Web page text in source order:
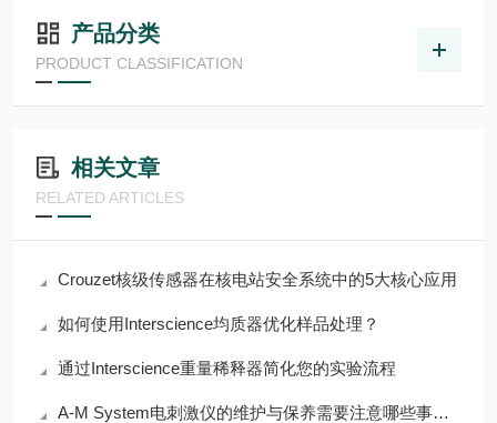
产品分类
PRODUCT CLASSIFICATION
相关文章
RELATED ARTICLES
Crouzet核级传感器在核电站安全系统中的5大核心应用
如何使用Interscience均质器优化样品处理？
通过Interscience重量稀释器简化您的实验流程
A-M System电刺激仪的维护与保养需要注意哪些事项？